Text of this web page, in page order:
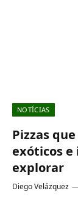
NOTÍCIAS
Pizzas
exóticos
explorar
Diego Velázquez